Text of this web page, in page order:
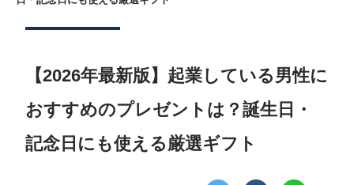
【2026年最新版】起業している男性に
おすすめのプレゼントは？誕生日・
記念日にも使える厳選ギフト